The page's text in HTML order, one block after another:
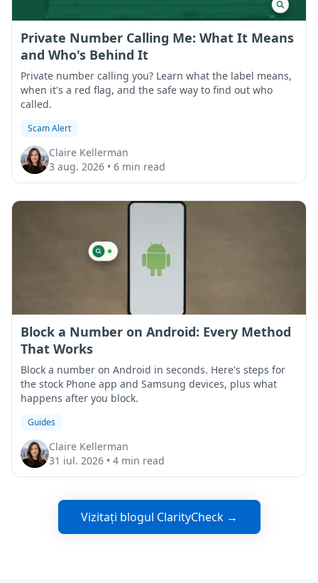
Private Number Calling Me: What It Means
and Who's Behind It
Private number calling you? Learn what the label means,
when it's a red flag, and the safe way to find out who
called.
Scam Alert
Claire Kellerman
3 aug. 2026 • 6 min read
Block a Number on Android: Every Method
That Works
Block a number on Android in seconds. Here's steps for
the stock Phone app and Samsung devices, plus what
happens after you block.
Guides
Claire Kellerman
31 iul. 2026 • 4 min read
Vizitați blogul ClarityCheck →